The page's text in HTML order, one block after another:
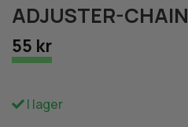
ADJUSTER-CHAIN
55 kr
I lager